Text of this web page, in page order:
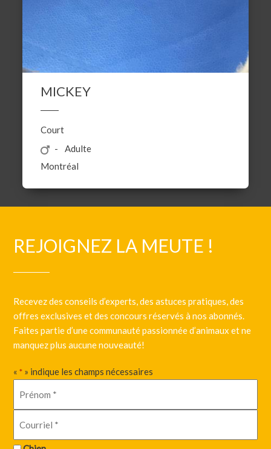
MICKEY
Court
Adulte
Montréal
REJOIGNEZ LA MEUTE !
Recevez des conseils d’experts, des astuces pratiques, des
offres exclusives et des concours réservés à nos abonnés.
Faites partie d’une communauté passionnée d’animaux et ne
manquez plus aucune nouveauté!
«* » indique les champs nécessaires